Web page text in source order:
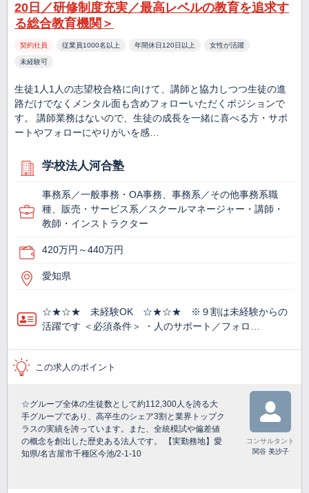
20日／研修制度充実／最高レベルの教育を追求す
る総合教育機関＞
契約社員 従業員1000名以上 年間休日120日以上 女性が活躍
未経験可
生徒1人1人の志望校合格に向けて、講師と協力しつつ生徒の進
路だけでなくメンタル面も含めフォローいただくポジションで
す。 講師業務はないので、生徒の成長を一緒に喜べる方・サポ
ートやフォローにやりがいを感…
学校法人河合塾
事務系／一般事務・OA事務、事務系／その他事務系職
種、販売・サービス系／スクールマネージャー・講師・
教師・インストラクター
420万円～440万円
愛知県
☆★☆★ 未経験OK ☆★☆★ ※９割は未経験からの
活躍です ＜必須条件＞ ・人のサポート／フォロ…
この求人のポイント
☆グループ全体の生徒数として約112,300人を誇る大
手グループであり、高卒生のシェア3割と業界トップク
ラスの実績を誇っています。また、全統模試や偏差値
の概念を創出した歴史ある法人です。 【実勤務地】愛
知県/名古屋市千種区今池/2-1-10
コンサルタント
関谷 美沙子